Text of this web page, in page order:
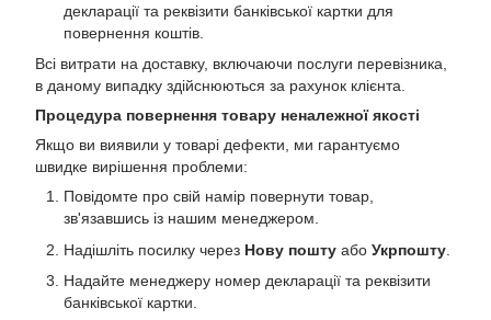
декларації та реквізити банківської картки для
повернення коштів.
Всі витрати на доставку, включаючи послуги перевізника,
в даному випадку здійснюються за рахунок клієнта.
Процедура повернення товару неналежної якості
Якщо ви виявили у товарі дефекти, ми гарантуємо
швидке вирішення проблеми:
Повідомте про свій намір повернути товар,
зв'язавшись із нашим менеджером.
Надішліть посилку через Нову пошту або Укрпошту
Надайте менеджеру номер декларації та реквізити
банківської картки.